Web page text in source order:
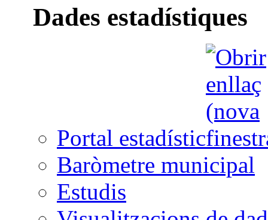
Dades estadístiques
Portal estadístic
Baròmetre municipal
Estudis